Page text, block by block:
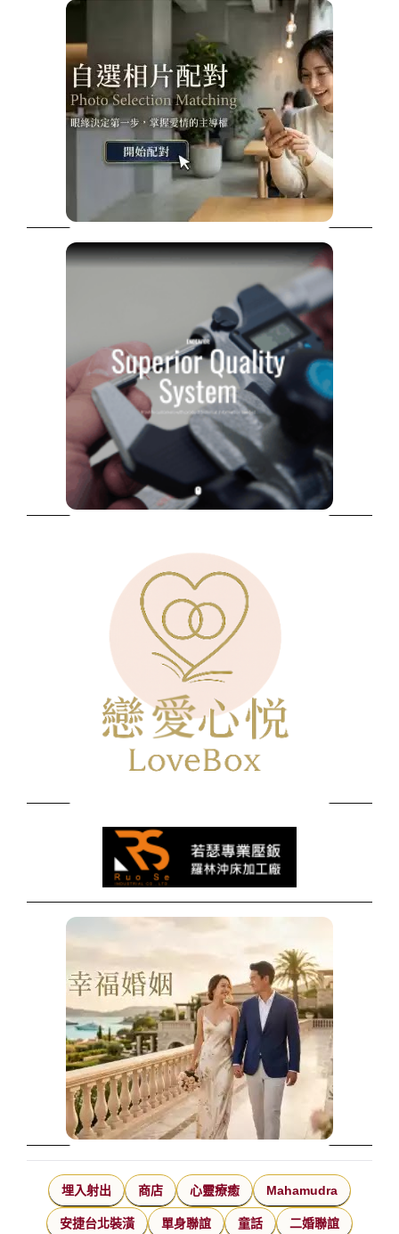
埋入射出 商店 心靈療癒 Mahamudra
安捷台北裝潢 單身聯誼 童話 二婚聯誼